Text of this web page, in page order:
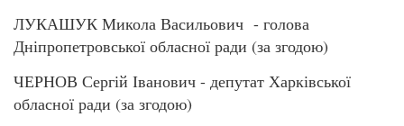
ЛУКАШУК Микола Васильович - голова
Дніпропетровської обласної ради (за згодою)
ЧЕРНОВ Сергій Іванович - депутат Харківської
обласної ради (за згодою)